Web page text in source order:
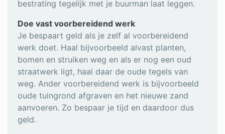
bestrating tegelijk met je buurman laat leggen.
Doe vast voorbereidend werk
Je bespaart geld als je zelf al voorbereidend
werk doet. Haal bijvoorbeeld alvast planten,
bomen en struiken weg en als er nog een oud
straatwerk ligt, haal daar de oude tegels van
weg. Ander voorbereidend werk is bijvoorbeeld
oude tuingrond afgraven en het nieuwe zand
aanvoeren. Zo bespaar je tijd en daardoor dus
geld.